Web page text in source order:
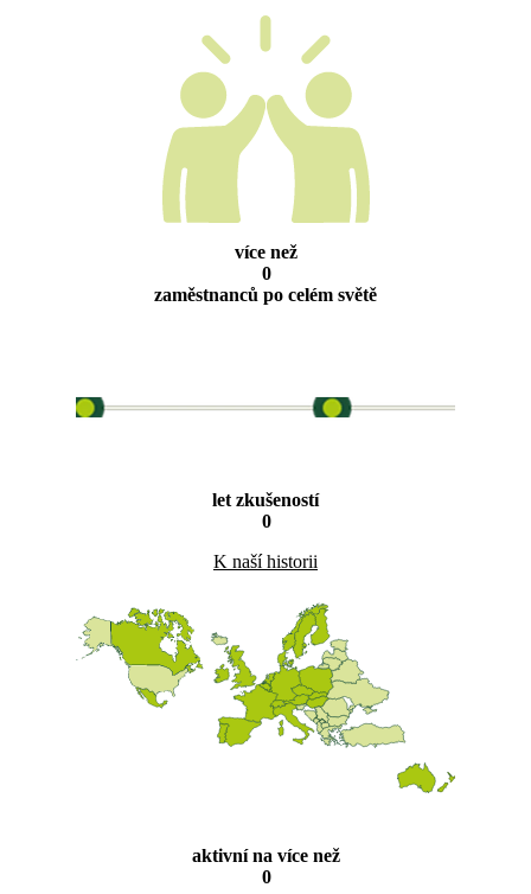
více než
0
zaměstnanců po celém světě
let zkušeností
0
K naší historii
aktivní na více než
0